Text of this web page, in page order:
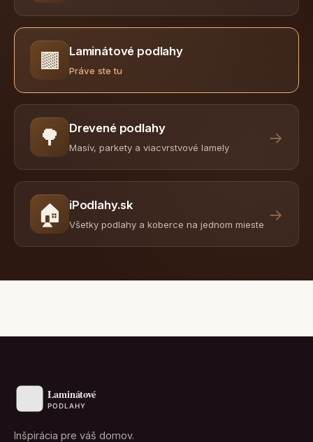
🟫 Laminátové podlahy
Práve ste tu
🌳 Drevené podlahy
Masív, parkety a viacvrstvové lamely
→
🏠 iPodlahy.sk
Všetky podlahy a koberce na jednom mieste
→
Inšpirácia pre váš domov.